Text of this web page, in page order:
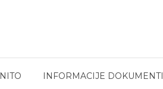
INFORMACIJE DOKUMENTI